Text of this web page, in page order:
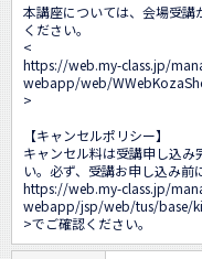
本講座については、会場受講
ください。
<
https://web.my-class.jp/
webapp/web/
>
【キャンセルポリシー】
キャンセル料は受講申し込
い。必ず、受講お申し込み
https://web.my-class.jp/
webapp/jsp/web/tus/base/
>でご確認ください。